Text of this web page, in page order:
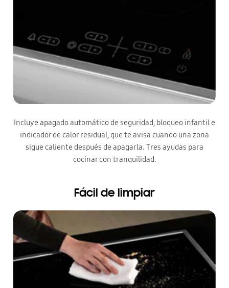
Incluye apagado automático de seguridad, bloqueo infantil e
indicador de calor residual, que te avisa cuando una zona
sigue caliente después de apagarla. Tres ayudas para
cocinar con tranquilidad.
Fácil de limpiar